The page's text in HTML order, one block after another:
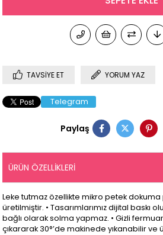
TAVSIYE ET YORUM YAZ
Telegram
Paylaş
ÜRÜN ÖZELLIKLERI
Leke tutmaz özellikte mikro petek
üretilmiştir. • Tasarımlarımız dijital baskı
bağlı olarak solma yapmaz. • Gizli fermuar
çıkararak 30°’de makinede yıkanabilir ve